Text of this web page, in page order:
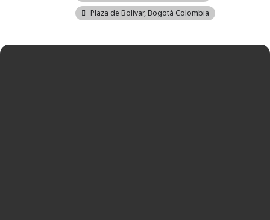
Plaza de Bolívar, Bogotá Colombia